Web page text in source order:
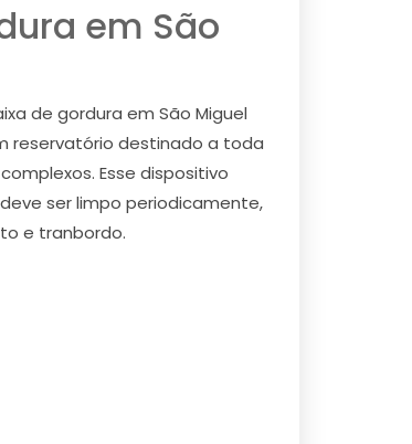
em São
de gordura em São Miguel
reservatório destinado a toda
Esse dispositivo
ser limpo periodicamente,
e tranbordo.